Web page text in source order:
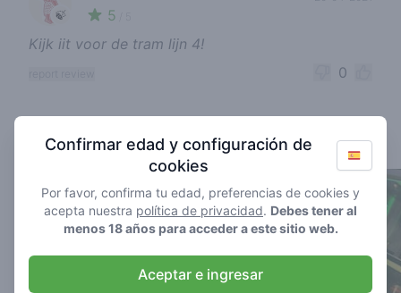
🍃 5
Kijk iit voor de tram lijn 4!
0
Cannabis shops nearby
Confirmar edad y configuración de
cookies
Por favor, confirma tu edad, preferencias de cookies y
acepta nuestra política de privacidad. Debes tener al
menos 18 años para acceder a este sitio web.
Aceptar e ingresar